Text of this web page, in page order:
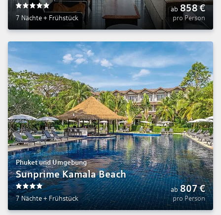
5
7 Nächte + Frühstück
ab 858€
pro Person
Phuket und Umgebung
Sunprime Kamala Beach
4
7 Nächte + Frühstück
ab 807€
pro Person